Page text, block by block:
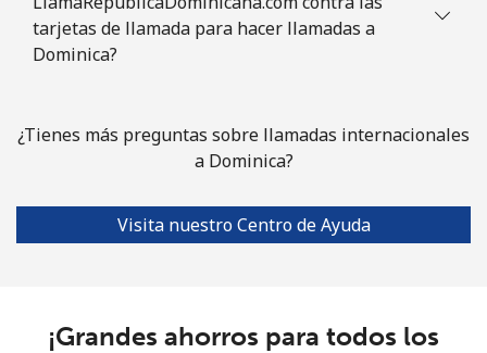
tarjetas de llamada para hacer llamadas a
Dominica?
¿Tienes más preguntas sobre llamadas internacionales
a Dominica?
Visita nuestro Centro de Ayuda
¡Grandes ahorros para todos los